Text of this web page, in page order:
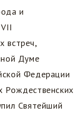
и
встреч,
Думе
Федерации
Рождественских
Святейший